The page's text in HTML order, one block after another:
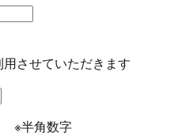
させていただきます
※半角数字